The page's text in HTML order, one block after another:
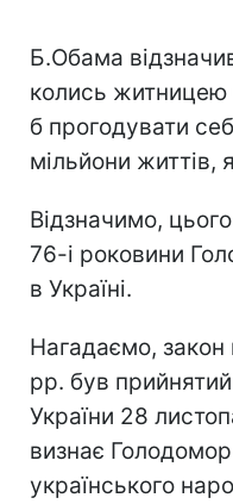
Б.Обама
колись житницею
б прогодувати
мільйони життів,
Відзначимо,
76-і роковини
в Україні.
Нагадаємо,
рр. був
України 28
визнає
українського